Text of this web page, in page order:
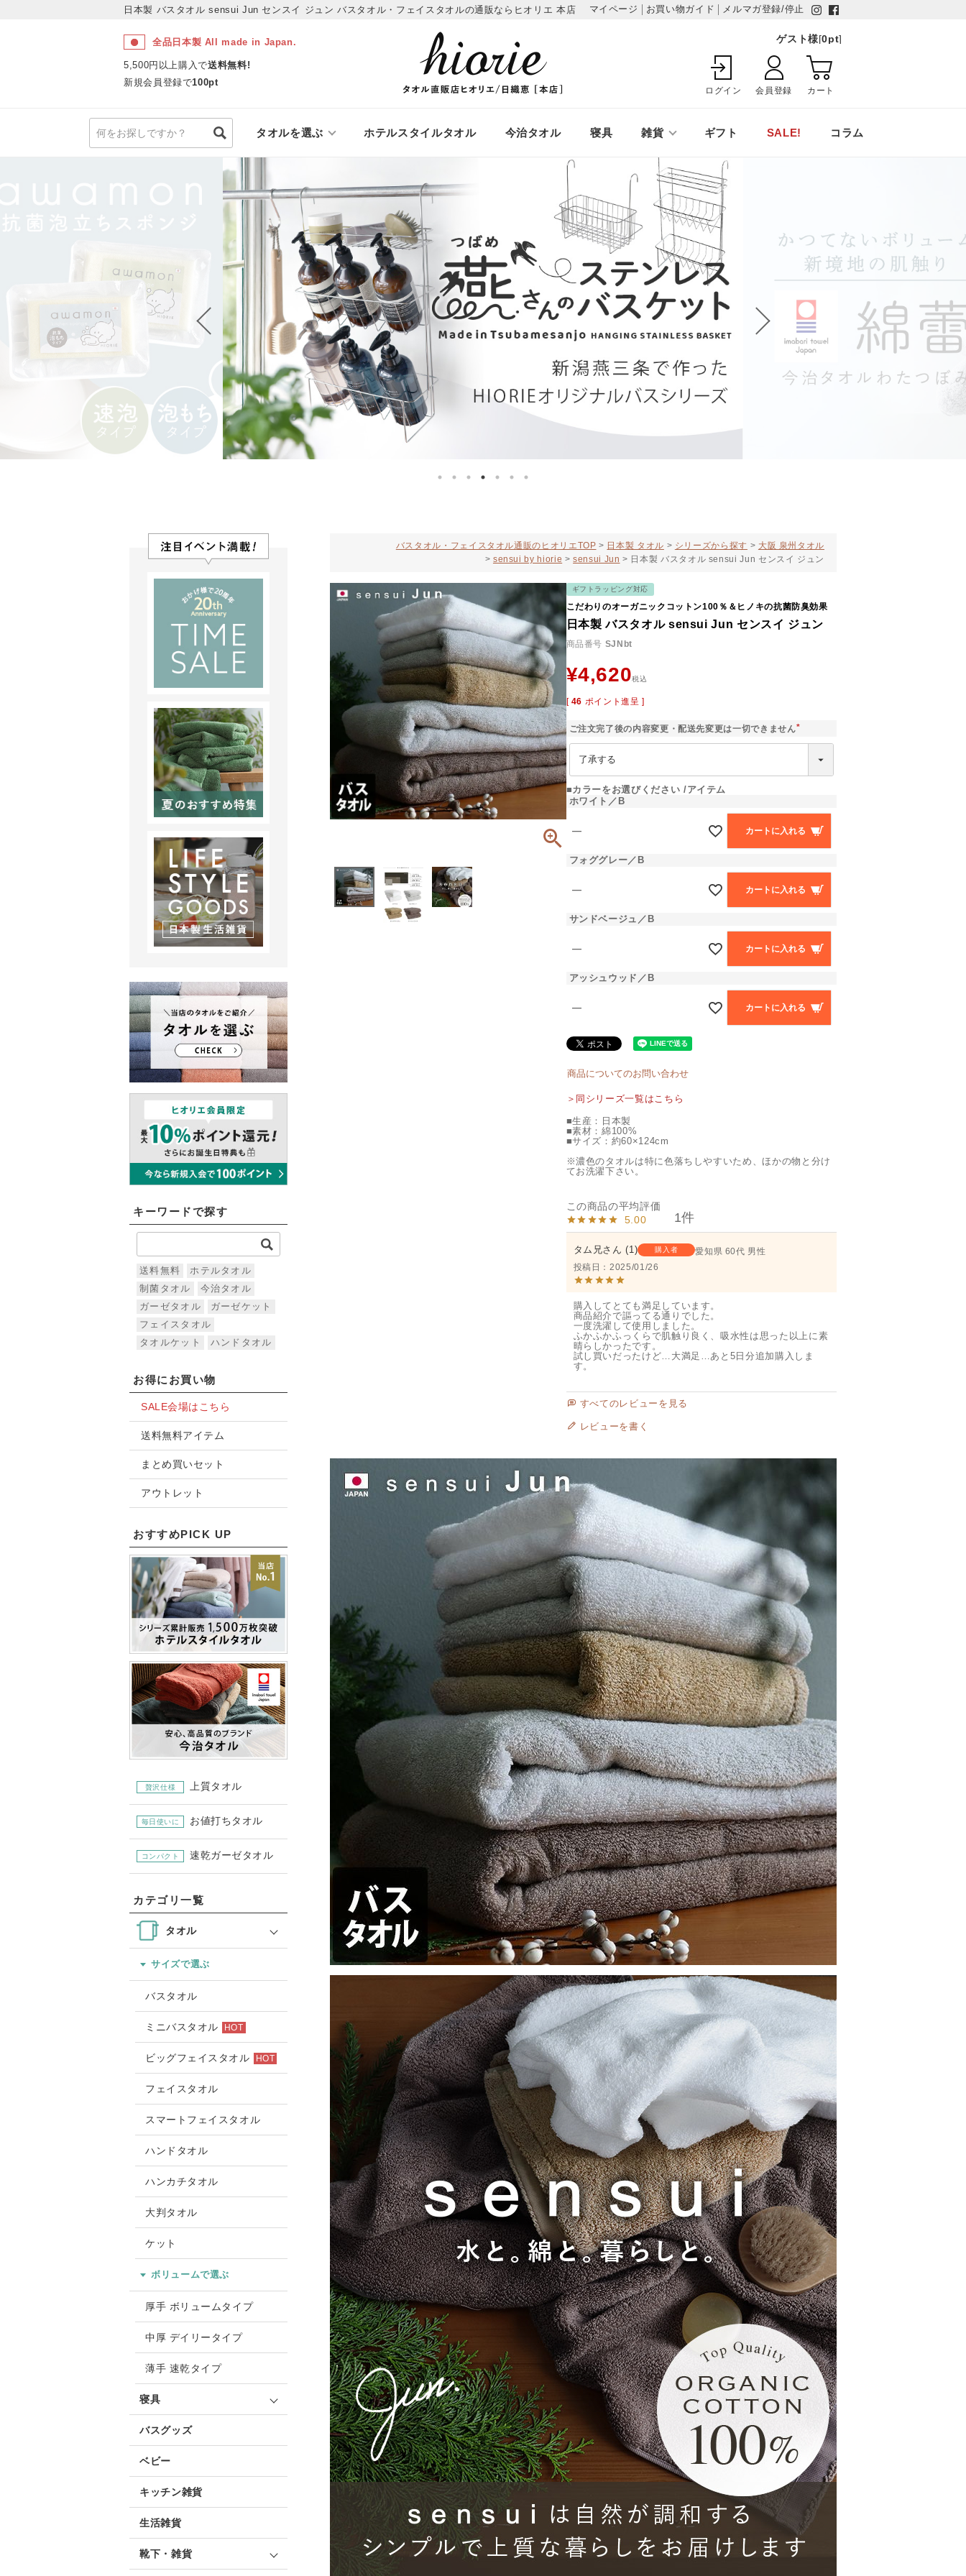
日本製 バスタオル sensui Jun センスイ ジュンバスタオル・フェイスタオルの通販ならヒオリエ 本店 マイページ お買い物ガイド メルマガ登録/停止
全品日本製 All made in Japan.
5,500円以上購入で送料無料!
新規会員登録で100pt
ゲスト様[0pt]
ログイン 会員登録 カート
タオルを選ぶ ホテルスタイルタオル 今治タオル 寝具 雑貨 ギフト SALE! コラム
キーワードで探す
送料無料
ホテルタオル
制菌タオル
今治タオル
ガーゼタオル
ガーゼケット
フェイスタオル
タオルケット
ハンドタオル
お得にお買い物
SALE会場はこちら
送料無料アイテム
まとめ買いセット
アウトレット
おすすめPICK UP
贅沢仕様 上質タオル
毎日使いに お値打ちタオル
コンパクト 速乾ガーゼタオル
カテゴリ一覧
タオル
サイズで選ぶ
バスタオル
ミニバスタオル HOT
ビッグフェイスタオル HOT
フェイスタオル
スマートフェイスタオル
ハンドタオル
ハンカチタオル
大判タオル
ケット
ボリュームで選ぶ
厚手 ボリュームタイプ
中厚 デイリータイプ
薄手 速乾タイプ
寝具
バスグッズ
ベビー
キッチン雑貨
生活雑貨
靴下・雑貨
バスタオル・フェイスタオル通販のヒオリエTOP 日本製 タオル シリーズから探す
大阪 泉州タオル
sensui by hiorie
sensui Jun 日本製 バスタオル sensui Jun センスイ ジュン
ギフトラッピング対応
こだわりのオーガニックコットン100％＆ヒノキの抗菌防臭効果
日本製 バスタオル sensui Jun センスイ ジュン
商品番号 SJNbt
¥4,620税込
[ 46 ポイント進呈 ]
ご注文完了後の内容変更・配送先変更は一切できません
必
■カラーをお選びください
アイテム
ホワイト／B
― カートに入れる
フォググレー／B
― カートに入れる
サンドベージュ／B
― カートに入れる
アッシュウッド／B
― カートに入れる
商品についてのお問い合わせ
＞同シリーズ一覧はこちら
■生産：日本製
■素材：綿100%
■サイズ：約60×124cm
※濃色のタオルは特に色落ちしやすいため、ほかの物と分け
てお洗濯下さい。
5.00 1
タム兄 1 購入者 愛知県 60代 男性
投稿日
2025/01/26
購入してとても満足しています。
商品紹介で謳ってる通りでした。
一度洗濯して使用しました。
ふかふかふっくらで肌触り良く、吸水性は思った以上に素
晴らしかったです。
試し買いだったけど…大満足…あと5日分追加購入しま
す。
すべてのレビューを見る
レビューを書く